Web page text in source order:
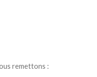
remettons :